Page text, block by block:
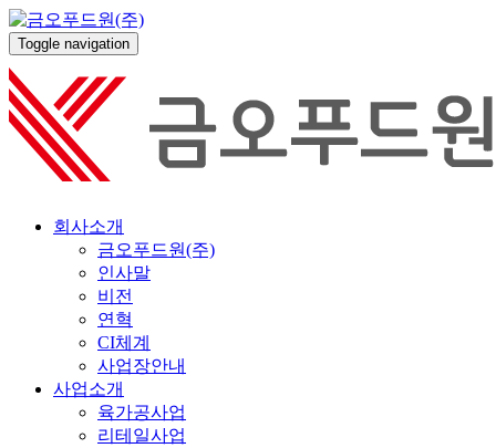
Toggle navigation
회사소개
금오푸드원(주)
인사말
비전
연혁
CI체계
사업장안내
사업소개
육가공사업
리테일사업